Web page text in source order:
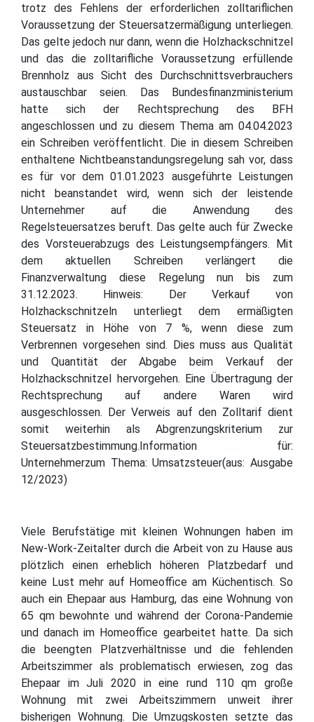
trotz des Fehlens der erforderlichen zolltariflichen
Voraussetzung der Steuersatzermäßigung unterliegen.
Das gelte jedoch nur dann, wenn die Holzhackschnitzel
und das die zolltarifliche Voraussetzung erfüllende
Brennholz aus Sicht des Durchschnittsverbrauchers
austauschbar seien. Das Bundesfinanzministerium
hatte sich der Rechtsprechung des BFH
angeschlossen und zu diesem Thema am 04.04.2023
ein Schreiben veröffentlicht. Die in diesem Schreiben
enthaltene Nichtbeanstandungsregelung sah vor, dass
es für vor dem 01.01.2023 ausgeführte Leistungen
nicht beanstandet wird, wenn sich der leistende
Unternehmer auf die Anwendung des
Regelsteuersatzes beruft. Das gelte auch für Zwecke
des Vorsteuerabzugs des Leistungsempfängers. Mit
dem aktuellen Schreiben verlängert die
Finanzverwaltung diese Regelung nun bis zum
31.12.2023. Hinweis: Der Verkauf von
Holzhackschnitzeln unterliegt dem ermäßigten
Steuersatz in Höhe von 7 %, wenn diese zum
Verbrennen vorgesehen sind. Dies muss aus Qualität
und Quantität der Abgabe beim Verkauf der
Holzhackschnitzel hervorgehen. Eine Übertragung der
Rechtsprechung auf andere Waren wird
ausgeschlossen. Der Verweis auf den Zolltarif dient
somit weiterhin als Abgrenzungskriterium zur
Steuersatzbestimmung.Information für:
Unternehmerzum Thema: Umsatzsteuer(aus: Ausgabe
12/2023)
Viele Berufstätige mit kleinen Wohnungen haben im
New-Work-Zeitalter durch die Arbeit von zu Hause aus
plötzlich einen erheblich höheren Platzbedarf und
keine Lust mehr auf Homeoffice am Küchentisch. So
auch ein Ehepaar aus Hamburg, das eine Wohnung von
65 qm bewohnte und während der Corona-Pandemie
und danach im Homeoffice gearbeitet hatte. Da sich
die beengten Platzverhältnisse und die fehlenden
Arbeitszimmer als problematisch erwiesen, zog das
Ehepaar im Juli 2020 in eine rund 110 qm große
Wohnung mit zwei Arbeitszimmern unweit ihrer
bisherigen Wohnung. Die Umzugskosten setzte das